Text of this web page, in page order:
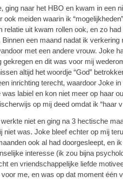
ging naar het HBO en kwam in een
ook meiden waarin ik
relatie uit kwam rollen ook, en zo
Binnen een maand nadat ik verkering
met een andere vrouw. Joke
gekregen en dit was voor mij
altijd het woordje “God”
inrichting terecht, waardoor Joke
was labiel en kon niet meer op haar
op mij deed omdat ik “haar
niet en ging na 3 hectische
niet was. Joke bleef echter op mij
ook al had doorgesleept, en
interesse (ik zou bijna
en vriendschappelijke liefde
me, en was op dat moment één